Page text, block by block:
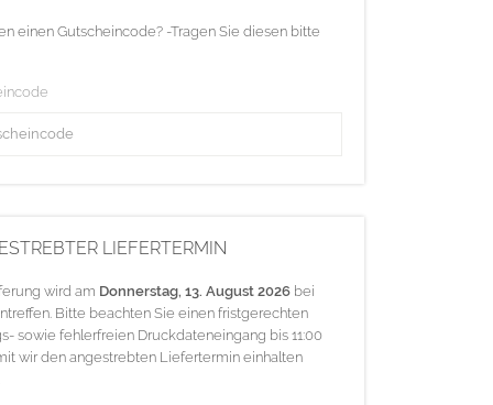
einen Gutscheincode? -Tragen Sie diesen bitte
LIEFERTERMIN
wird am Donnerstag, 13. August 2026bei
Bitte beachten Sie einen fristgerechten
sowie fehlerfreien Druckdateneingang bis 11:00
wir den angestrebten Liefertermin einhalten